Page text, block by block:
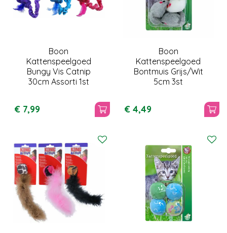
Boon
Kattenspeelgoed
Bungy Vis Catnip
30cm Assorti 1st
€ 7,99
Boon
Kattenspeelgoed
Bontmuis Grijs/Wit
5cm 3st
€ 4,49